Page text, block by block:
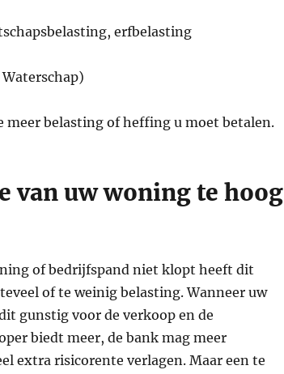
erfbelasting
meer belasting of heffing u moet betalen.
van uw woning te hoog
of bedrijfspand niet klopt heeft dit
of te weinig belasting. Wanneer uw
gunstig voor de verkoop en de
biedt meer, de bank mag meer
extra risicorente verlagen. Maar een te